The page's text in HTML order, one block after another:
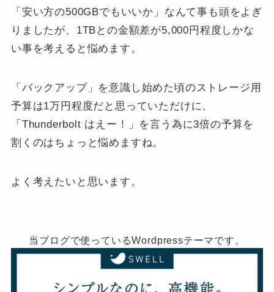
「安い方の500GBでもいいか」なんて事も頭をよぎ
りましたが、1TBとの金額差が5,000円程度しかな
い事を考えると悩めます。
「バックアップ」を意識し始めた頃のストレージ用
予算は1万円程度だと思っていただけに、
「Thunderbolt はえー！」を言う為に3倍の予算を
割くのはちょっと悩めますね。
よく考えたいと思います。
当ブログで使っているWordpressテーマです。